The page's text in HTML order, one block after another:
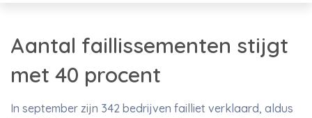
Aantal faillissementen stijgt
met 40 procent
In september zijn 342 bedrijven failliet verklaard, aldus